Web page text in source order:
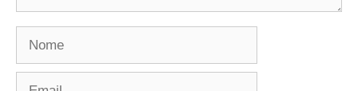
Nome
Email